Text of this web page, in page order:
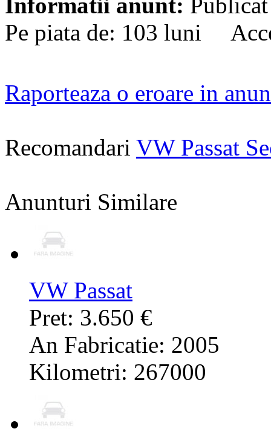
Pe piata de: 103 luni
Raporteaza o eroare in
Recomandari VW Passat
Anunturi Similare
VW Passat
Pret: 3.650 €
An Fabricatie: 2005
Kilometri: 267000